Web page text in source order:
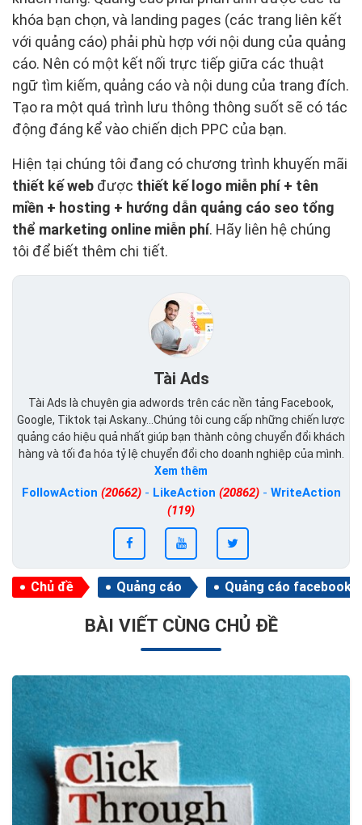
khóa bạn chọn, và landing pages (các trang liên kết
với quảng cáo) phải phù hợp với nội dung của quảng
cáo. Nên có một kết nối trực tiếp giữa các thuật
ngữ tìm kiếm, quảng cáo và nội dung của trang đích.
Tạo ra một quá trình lưu thông thông suốt sẽ có tác
động đáng kể vào chiến dịch PPC của bạn.
Hiện tại chúng tôi đang có chương trình khuyến mãi
thiết kế web được thiết kế logo miễn phí + tên
miền + hosting + hướng dẫn quảng cáo seo tổng
thể marketing online miễn phí. Hãy liên hệ chúng
tôi để biết thêm chi tiết.
Tài Ads
Tài Ads là chuyên gia adwords trên các nền tảng Facebook,
Google, Tiktok tại Askany...Chúng tôi cung cấp những chiến lược
quảng cáo hiệu quả nhất giúp bạn thành công chuyển đổi khách
hàng và tối đa hóa tỷ lệ chuyển đổi cho doanh nghiệp của mình.
Xem thêm
FollowAction (20662)- LikeAction (20862)- WriteAction
(119)
Chủ đề Quảng cáo Quảng cáo facebook
BÀI VIẾT CÙNG CHỦ ĐỀ